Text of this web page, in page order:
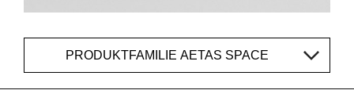
PRODUKTFAMILIE AETAS SPACE